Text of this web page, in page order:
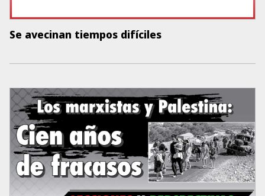
Se avecinan tiempos difíciles